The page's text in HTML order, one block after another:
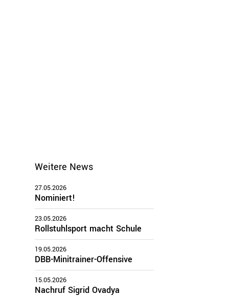
Weitere News
27.05.2026
Nominiert!
23.05.2026
Rollstuhlsport macht Schule
19.05.2026
DBB-Minitrainer-Offensive
15.05.2026
Nachruf Sigrid Ovadya